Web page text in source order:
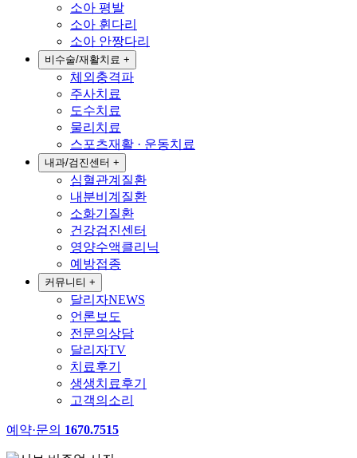
소아 평발
소아 휜다리
소아 안짱다리
비수술/재활치료 +
체외충격파
주사치료
도수치료
물리치료
스포츠재활 · 운동치료
내과/검진센터 +
심혈관계질환
내분비계질환
소화기질환
건강검진센터
영양수액클리닉
예방접종
커뮤니티 +
달리자NEWS
언론보도
전문의상담
달리자TV
치료후기
생생치료후기
고객의소리
예약·문의 1670.7515